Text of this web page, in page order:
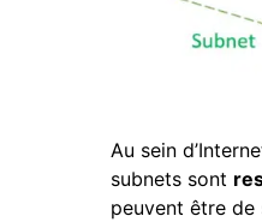
Au sein
subnets sont
peuvent être